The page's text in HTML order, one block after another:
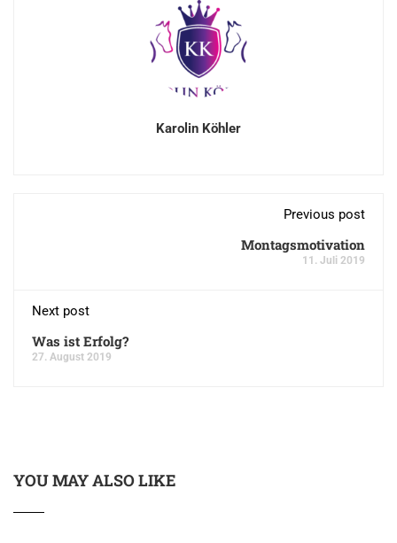
Karolin Köhler
Previous post
Montagsmotivation
11. Juli 2019
Next post
Was ist Erfolg?
27. August 2019
YOU MAY ALSO LIKE